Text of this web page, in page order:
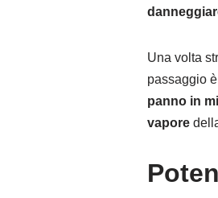
Una volta
passaggio
panno in
vapore